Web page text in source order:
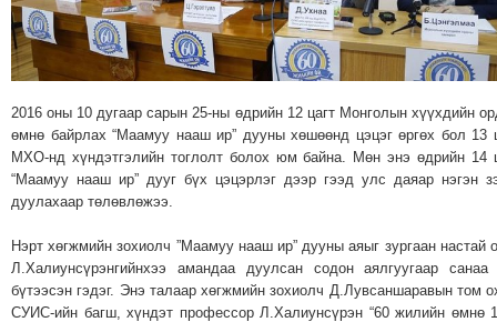
ТОЙРОНД
ХАВРЫН
ЭРГЭН
ТОЙРОНД
"ОУВС"-
ИЙН
ТОЙРОНД
"ЖИ
ТАЙМ"ЫН
2016 оны 10 дугаар сарын 25-ны өдрийн 12 цагт Монголын хүүхдийн
өмнө байрлах “Маамуу нааш ир” дууны хөшөөнд цэцэг өргөх бол 13
МХО-нд хүндэтгэлийн тоглолт болох юм байна. Мөн энэ өдрийн 14
“Маамуу нааш ир” дууг бүх цэцэрлэг дээр гээд улс даяар нэгэн
дуулахаар төлөвлөжээ.
Нэрт хөгжмийн зохиолч ”Маамуу нааш ир” дууны аяыг зургаан настай
Л.Халиунсүрэнгийнхээ амандаа дуулсан содон аялгуугаар санаа
бүтээсэн гэдэг. Энэ талаар хөгжмийн зохиолч Д.Лувсаншаравын том
СУИС-ийн багш, хүндэт профессор Л.Халиунсүрэн “60 жилийн өмнө